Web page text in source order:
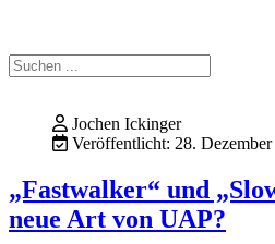
Jochen Ickinger
Veröffentlicht: 28.
„Fastwalker“ und
neue Art von UAP?